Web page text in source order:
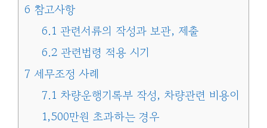
6 참고사항
6.1 관련서류의 작성과 보관, 제출
6.2관련법령 적용 시기
7 세무조정 사례
7.1 차량운행기록부 작성, 차량관련 비용이
1,500만원 초과하는 경우